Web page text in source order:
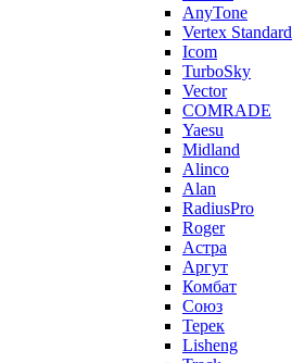
AnyTone
Vertex Standard
Icom
TurboSky
Vector
COMRADE
Yaesu
Midland
Alinco
Alan
RadiusPro
Roger
Астра
Аргут
Комбат
Союз
Терек
Lisheng